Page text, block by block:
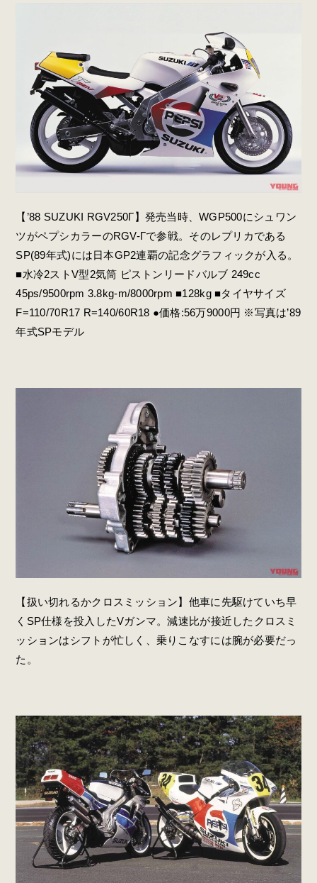
【’88 SUZUKI RGV250Γ】発売当時、WGP500にシュワン
ツがペプシカラーのRGV-Γで参戦。そのレプリカである
SP(89年式)には日本GP2連覇の記念グラフィックが入る。
■水冷2ストV型2気筒 ピストンリードバルブ 249cc
45ps/9500rpm 3.8kg-m/8000rpm ■128kg ■タイヤサイズ
F=110/70R17 R=140/60R18 ●価格:56万9000円 ※写真は’89
年式SPモデル
【扱い切れるかクロスミッション】他車に先駆けていち早
くSP仕様を投入したVガンマ。減速比が接近したクロスミ
ッションはシフトが忙しく、乗りこなすには腕が必要だっ
た。